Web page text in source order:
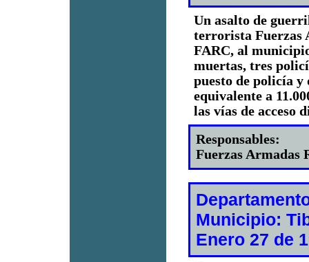
Un asalto de
terrorista Fuerzas
FARC, al
muertas, tres
puesto de policía y
equivalente a
las vías de acceso
Responsables:
Fuerzas Armadas
Municipio:
Enero 27 de